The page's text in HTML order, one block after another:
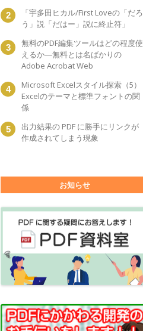
「宇多田ヒカル/First Loveの「だろ
う」説「だはー」説に終止符」
無料のPDF編集ツールはどの程度使
えるか―無料とは名ばかりの
Adobe Acrobat Web
Microsoft Excelスタイル探索（5）
Excelのテーマと標準フォントの関
係
出力結果の PDF に勝手にリンクが
作成されてしまう現象
お知らせ